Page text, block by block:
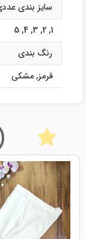
سایز بندی
1
,
2
,
3
,
4
,
5
رنگ بندی
قرمز,مشکی